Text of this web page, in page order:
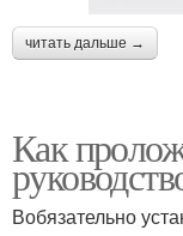
читать дальше →
Как
Вобязательно